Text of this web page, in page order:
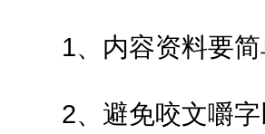
1、内容资料要
2、避免咬文嚼